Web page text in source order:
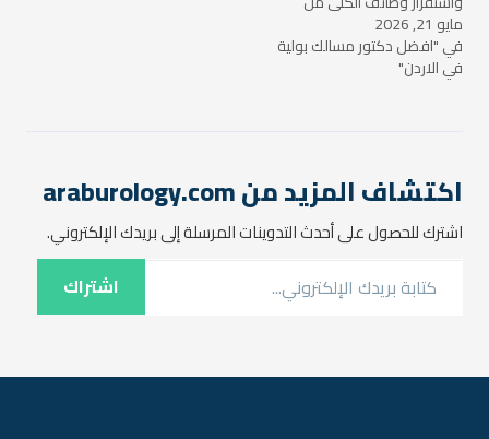
الركائز الأساسية للحفاظ على
الحيوية والنشاط البدني
اليومي؛ إذ تتطلب اضطرابات
في مراجعة الأطباء
المتخصصين…
مايو 21, 2026
في "افضل دكتور مسالك بولية
في الاردن"
اكتشاف المزيد من araburology.com
اشترك للحصول على أحدث التدوينات المرسلة إلى بريدك الإلكتروني.
اشتراك